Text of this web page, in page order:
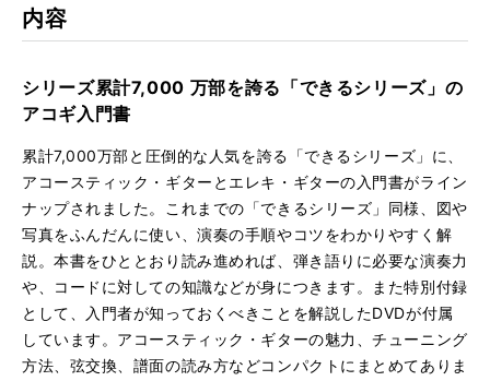
内容
シリーズ累計7,000 万部を誇る「できるシリーズ」の
アコギ入門書
累計7,000万部と圧倒的な人気を誇る「できるシリーズ」に、
アコースティック・ギターとエレキ・ギターの入門書がライン
ナップされました。これまでの「できるシリーズ」同様、図や
写真をふんだんに使い、演奏の手順やコツをわかりやすく解
説。本書をひととおり読み進めれば、弾き語りに必要な演奏力
や、コードに対しての知識などが身につきます。また特別付録
として、入門者が知っておくべきことを解説したDVDが付属
しています。アコースティック・ギターの魅力、チューニング
方法、弦交換、譜面の読み方などコンパクトにまとめてありま